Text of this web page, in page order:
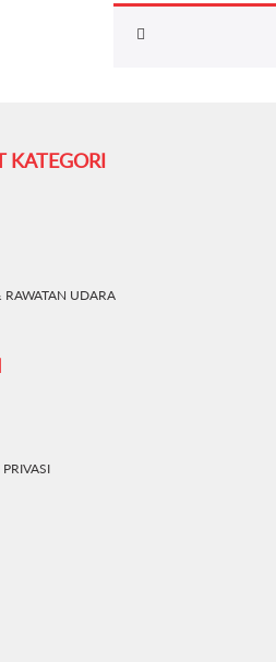
KATEGORI
RAWATAN UDARA